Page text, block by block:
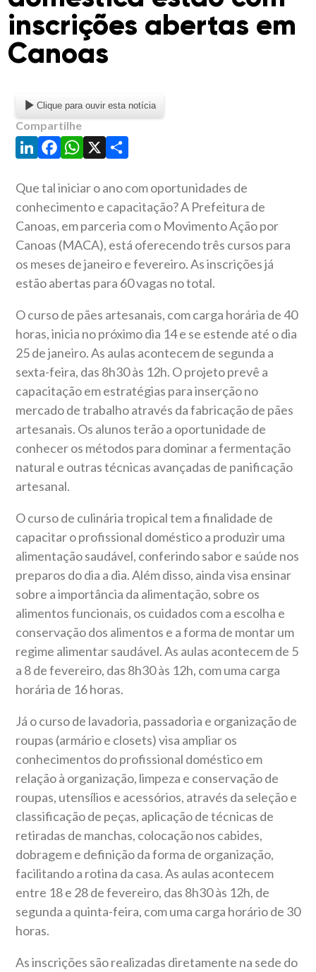
inscrições abertas em
Canoas
Clique para ouvir esta notícia
Compartilhe
LinkedIn
Facebook
WhatsApp
X Share
Que tal iniciar o ano com oportunidades de
conhecimento e capacitação? A Prefeitura de
Canoas, em parceria com o Movimento Ação por
Canoas (MACA), está oferecendo três cursos para
os meses de janeiro e fevereiro. As inscrições já
estão abertas para 60 vagas no total.
O curso de pães artesanais, com carga horária de 40
horas, inicia no próximo dia 14 e se estende até o dia
25 de janeiro. As aulas acontecem de segunda a
sexta-feira, das 8h30 às 12h. O projeto prevê a
capacitação em estratégias para inserção no
mercado de trabalho através da fabricação de pães
artesanais. Os alunos terão a oportunidade de
conhecer os métodos para dominar a fermentação
natural e outras técnicas avançadas de panificação
artesanal.
O curso de culinária tropical tem a finalidade de
capacitar o profissional doméstico a produzir uma
alimentação saudável, conferindo sabor e saúde nos
preparos do dia a dia. Além disso, ainda visa ensinar
sobre a importância da alimentação, sobre os
alimentos funcionais, os cuidados com a escolha e
conservação dos alimentos e a forma de montar um
regime alimentar saudável. As aulas acontecem de 5
a 8 de fevereiro, das 8h30 às 12h, com uma carga
horária de 16 horas.
Já o curso de lavadoria, passadoria e organização de
roupas (armário e closets) visa ampliar os
conhecimentos do profissional doméstico em
relação à organização, limpeza e conservação de
roupas, utensílios e acessórios, através da seleção e
classificação de peças, aplicação de técnicas de
retiradas de manchas, colocação nos cabides,
dobragem e definição da forma de organização,
facilitando a rotina da casa. As aulas acontecem
entre 18 e 28 de fevereiro, das 8h30 às 12h, de
segunda a quinta-feira, com uma carga horário de 30
horas.
As inscrições são realizadas diretamente na sede do